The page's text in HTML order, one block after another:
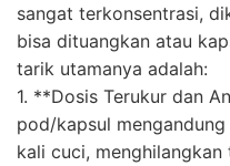
sangat terkonsentrasi,
bisa dituangkan atau
tarik utamanya adalah:
1. **Dosis Terukur dan
pod/kapsul
kali cuci,